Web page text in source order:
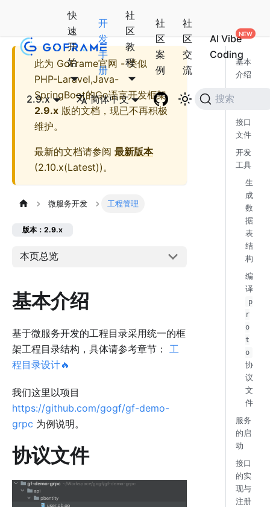
快
速
开
始
开
发
手
册
社
区
教
程
社
区
案
例
社
区
交
流
AI Vibe
Coding
2.9.x 简体中文 搜索
此为 GoFrame官网 - 类似
PHP-Laravel,Java-
SpringBoot的Go语言开发框架
2.9.x 版的文档，现已不再积极
维护。
最新的文档请参阅 最新版本
(2.10.x(Latest))。
微服务开发 工程管理
版本：2.9.x
本页总览
基本介绍
基于微服务开发的工程目录采用统一的框
架工程目录结构，具体请参考章节： 工
程目录设计🔥
我们这里以项目
https://github.com/gogf/gf-demo-
grpc 为例说明。
协议文件
基本
介绍
接口
文件
开发
工具
生
成
数
据
表
结
构
编
译
p
r
o
t
o
协
议
文
件
服务
的启
动
接口
的实
现与
注册